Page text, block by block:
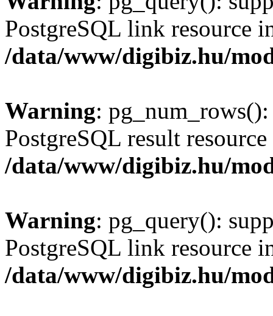
PostgreSQL link resource
/data/www/digibiz.hu/
Warning:
PostgreSQL result
/data/www/digibiz.hu/
Warning: pg_query():
PostgreSQL link resource
/data/www/digibiz.hu/